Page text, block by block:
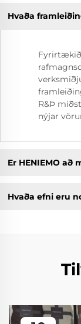
Hvaða
Fyrirtækið
R&Þ
nýjar
Er HENIEMO að
Hvaða efni eru